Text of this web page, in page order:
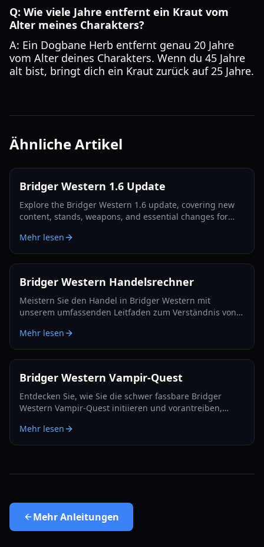
Q: Wie viele Jahre entfernt ein Kraut vom
Alter meines Charakters?
A: Ein Dogbane Herb entfernt genau 20 Jahre
vom Alter deines Charakters. Wenn du 45 Jahre
alt bist, bringt dich ein Kraut zurück auf 25 Jahre.
Ähnliche Artikel
Bridger Western 1.6 Update
Explore the Bridger Western 1.6 update, covering new
content, stands, weapons, and essential changes for
Mehr lesen
Bridger Western Handelsrechner
Meistern Sie den Handel in Bridger Western mit
unserem umfassenden Leitfaden zum Verständnis von
fundierten Tausch-Entscheidungen.
Mehr lesen
Bridger Western Vampir-Quest
Entdecken Sie, wie Sie die schwer fassbare Bridger
Western Vampir-Quest initiieren und vorantreiben,
versteckte Spawns finden.
Mehr lesen
MehrAnleitungen